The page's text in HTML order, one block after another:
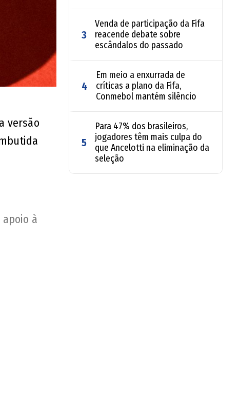
versão
à
em
3
Venda de participação da Fifa
reacende debate sobre
escândalos do passado
4
Em meio a enxurrada de
críticas a plano da Fifa,
Conmebol mantém silêncio
5
Para 47% dos brasileiros,
jogadores têm mais culpa do
que Ancelotti na eliminação da
seleção